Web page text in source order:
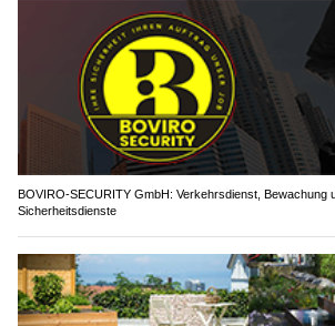
BOVIRO-SECURITY GmbH: Verkehrsdienst, Bewachung
Sicherheitsdienste